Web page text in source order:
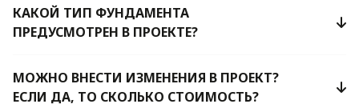
КАКОЙ ТИП ФУНДАМЕНТА
ПРЕДУСМОТРЕН В ПРОЕКТЕ?
МОЖНО ВНЕСТИ ИЗМЕНЕНИЯ В ПРОЕКТ?
ЕСЛИ ДА, ТО СКОЛЬКО СТОИМОСТЬ?